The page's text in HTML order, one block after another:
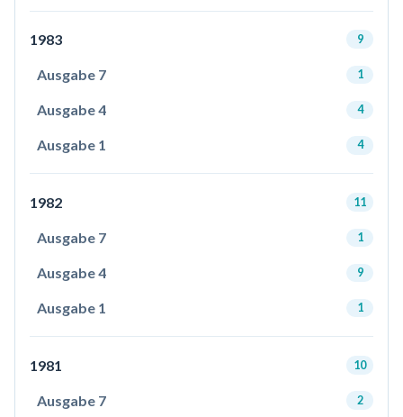
1983 9
Ausgabe 7 1
Ausgabe 4 4
Ausgabe 1 4
1982 11
Ausgabe 7 1
Ausgabe 4 9
Ausgabe 1 1
1981 10
Ausgabe 7 2